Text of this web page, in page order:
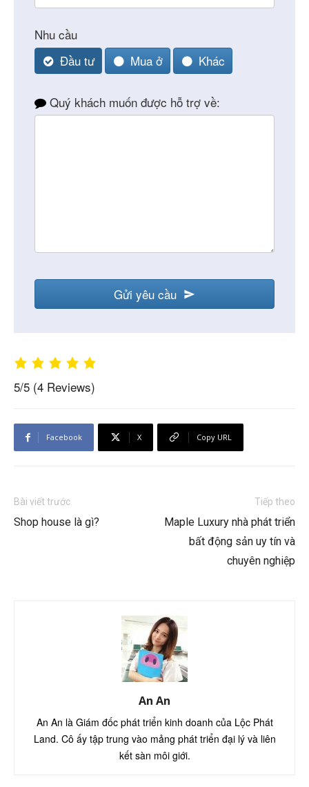
Nhu cầu
Đầu tư
Mua ở Khác
Quý khách muốn được hỗ trợ về:
Gửi yêu cầu
5/5 (4 Reviews)
Facebook X Copy URL
Bài viết trước
Shop house là gì?
Tiếp theo
Maple Luxury nhà phát triển
bất động sản uy tín và
chuyên nghiệp
An An
An An là Giám đốc phát triển kinh doanh của Lộc Phát
Land. Cô ấy tập trung vào mảng phát triển đại lý và liên
kết sàn môi giới.